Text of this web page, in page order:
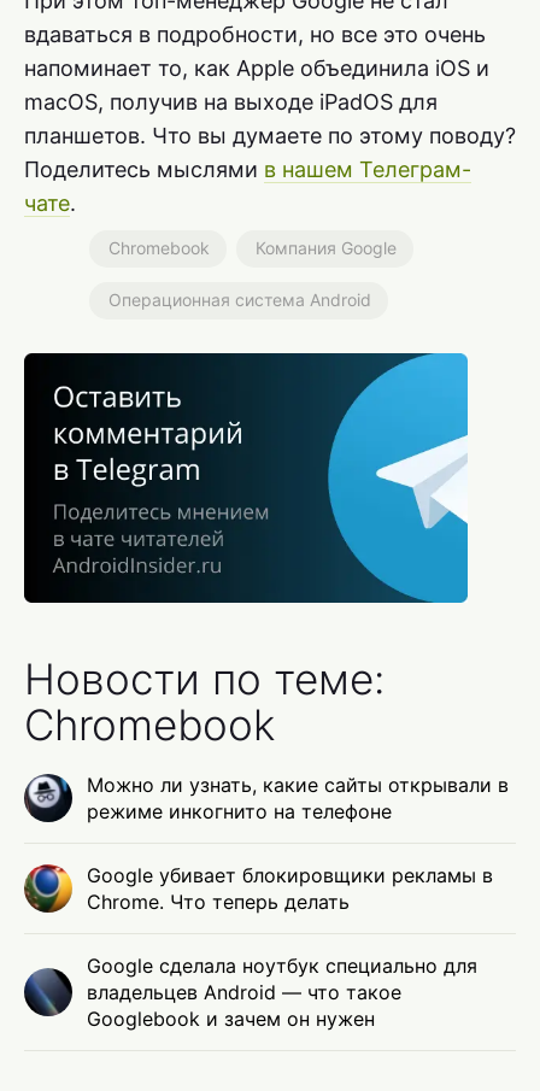
вдаваться в подробности, но все это очень
напоминает то, как Apple объединила iOS и
macOS, получив на выходе iPadOS для
планшетов. Что вы думаете по этому поводу?
Поделитесь мыслями в нашем Телеграм-
чате.
Chromebook Компания Google
Операционная система Android
Новости по теме:
Chromebook
Можно ли узнать, какие сайты открывали в
режиме инкогнито на телефоне
Google убивает блокировщики рекламы в
Chrome. Что теперь делать
Google сделала ноутбук специально для
владельцев Android — что такое
Googlebook и зачем он нужен